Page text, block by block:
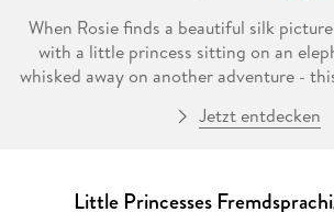
When Rosie finds a beautiful silk
with a little princess sitting on an
whisked away on another adventure -
her that she lives with her uncle
Suvita tells Rosie about how before
Jetzt entdecken
Little Princesses